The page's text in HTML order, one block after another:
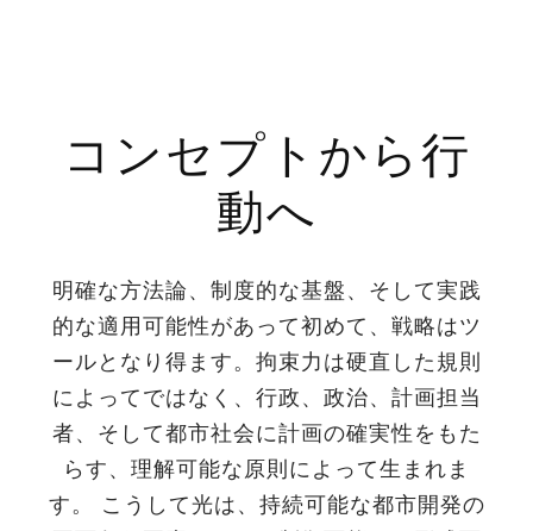
コンセプトから行
動へ
明確な方法論、制度的な基盤、そして実践
的な適用可能性があって初めて、戦略はツ
ールとなり得ます。拘束力は硬直した規則
によってではなく、行政、政治、計画担当
者、そして都市社会に計画の確実性をもた
らす、理解可能な原則によって生まれま
す。 こうして光は、持続可能な都市開発の